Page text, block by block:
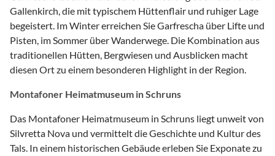
Gallenkirch, die mit typischem Hüttenflair und ruhiger Lage
begeistert. Im Winter erreichen Sie Garfrescha über Lifte und
Pisten, im Sommer über Wanderwege. Die Kombination aus
traditionellen Hütten, Bergwiesen und Ausblicken macht
diesen Ort zu einem besonderen Highlight in der Region.
Montafoner Heimatmuseum in Schruns
Das Montafoner Heimatmuseum in Schruns liegt unweit von
Silvretta Nova und vermittelt die Geschichte und Kultur des
Tals. In einem historischen Gebäude erleben Sie Exponate zu